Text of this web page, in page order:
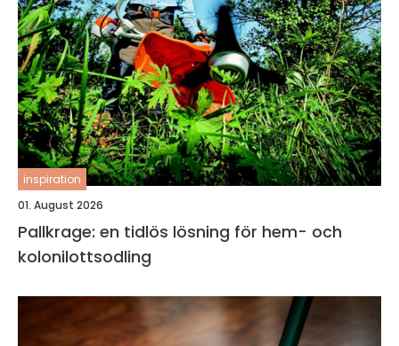
inspiration
01. August 2026
Pallkrage: en tidlös lösning för hem- och
kolonilottsodling